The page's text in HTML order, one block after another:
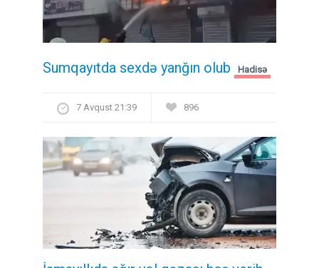
Sumqayıtda sexdə yanğın olub Hadisə
7 Avqust 21:39 896